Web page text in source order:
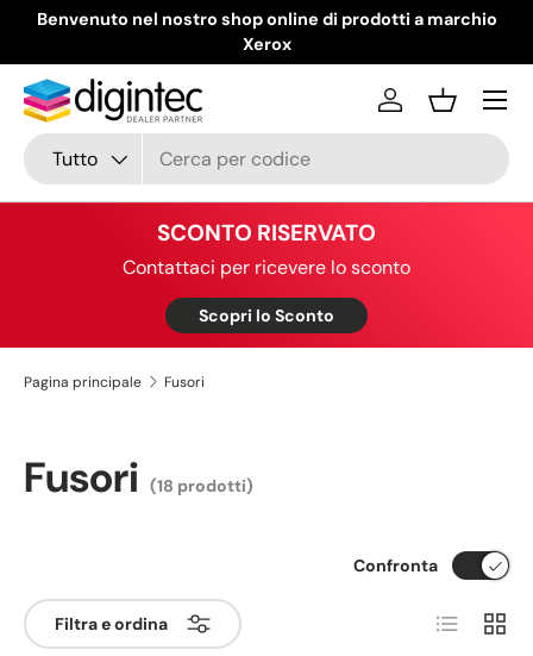
Benvenuto nel nostro shop online di prodotti a marchio
Xerox
Cerca
Tipo prodotto
Tutto
AccediCestino
Menu
SCONTO RISERVATO
Contattaci per ricevere lo sconto
Scopri lo Sconto
Pagina principale Fusori
Fusori (18 prodotti)
Filtra e ordina
Confronta
Elenco